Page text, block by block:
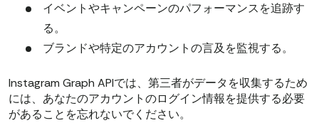
イベントやキャンペーンのパフォーマンスを追跡す
る。
ブランドや特定のアカウントの言及を監視する。
Instagram Graph APIでは、第三者がデータを収集するため
には、あなたのアカウントのログイン情報を提供する必要
があることを忘れないでください。